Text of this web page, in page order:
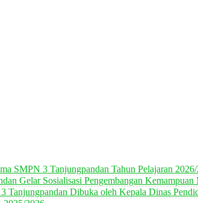
SMPN 3 Tanjungpandan Tahun Pelajaran
Gelar Sosialisasi Pengembangan
Tanjungpandan Dibuka oleh Kepala Dinas